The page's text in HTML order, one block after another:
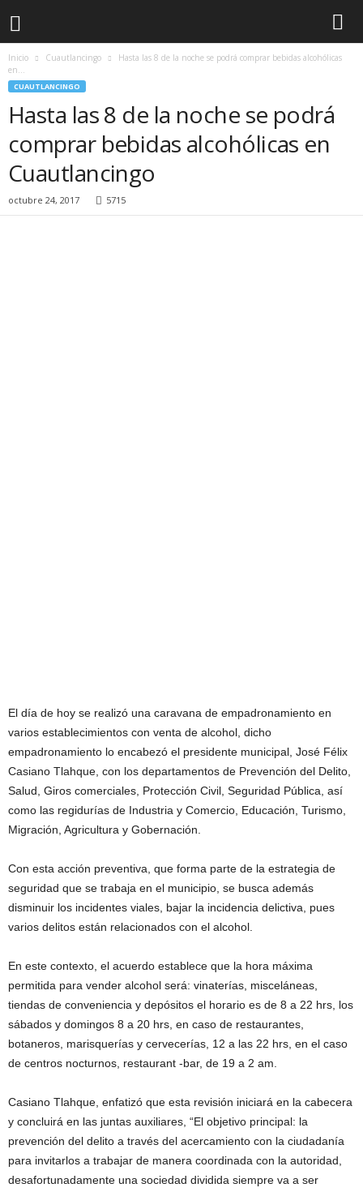
Inicio Cuautlancingo
Hasta las 8 de la noche se podrá comprar bebidas alcohólicas
en...
CUAUTLANCINGO
Hasta las 8 de la noche se podrá
comprar bebidas alcohólicas en
Cuautlancingo
octubre 24, 2017 5715
El día de hoy se realizó una caravana de empadronamiento en
varios establecimientos con venta de alcohol, dicho
empadronamiento lo encabezó el presidente municipal, José Félix
Casiano Tlahque, con los departamentos de Prevención del Delito,
Salud, Giros comerciales, Protección Civil, Seguridad Pública, así
como las regidurías de Industria y Comercio, Educación, Turismo,
Migración, Agricultura y Gobernación.
Con esta acción preventiva, que forma parte de la estrategia de
seguridad que se trabaja en el municipio, se busca además
disminuir los incidentes viales, bajar la incidencia delictiva, pues
varios delitos están relacionados con el alcohol.
En este contexto, el acuerdo establece que la hora máxima
permitida para vender alcohol será: vinaterías, misceláneas,
tiendas de conveniencia y depósitos el horario es de 8 a 22 hrs, los
sábados y domingos 8 a 20 hrs, en caso de restaurantes,
botaneros, marisquerías y cervecerías, 12 a las 22 hrs, en el caso
de centros nocturnos, restaurant -bar, de 19 a 2 am.
Casiano Tlahque, enfatizó que esta revisión iniciará en la cabecera
y concluirá en las juntas auxiliares, “El objetivo principal: la
prevención del delito a través del acercamiento con la ciudadanía
para invitarlos a trabajar de manera coordinada con la autoridad,
desafortunadamente una sociedad dividida siempre va a ser